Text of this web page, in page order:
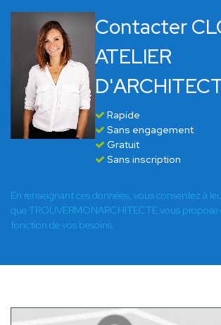
Contacter
ATELIER
Rapide
Sans engagement
Gratuit
Sans inscription
En renseignant ces données, vous consentez à
que TROUVERMONARCHITECTE vous propose
fonction de vos besoins.